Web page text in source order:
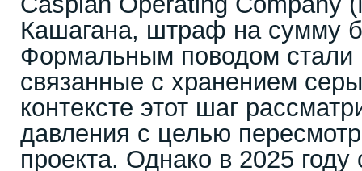
Кашагана, штраф на сумму
Формальным поводом стали
связанные с хранением
контексте этот шаг
давления с целью
проекта. Однако в 2025